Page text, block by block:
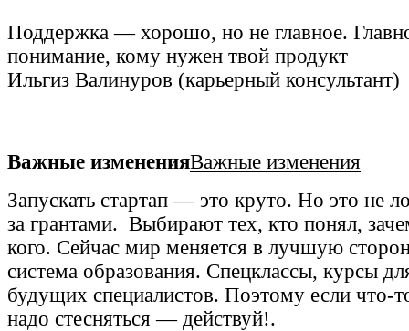
Поддержка — хорошо, но не главное.
понимание, кому нужен твой продукт
Ильгиз Валинуров (карьерный консультант)
Важные измененияВажные изменения
Запускать стартап — это круто. Но это не
за грантами. Выбирают тех, кто понял,
кого. Сейчас мир меняется в лучшую
система образования. Спецклассы, курсы
будущих специалистов. Поэтому если что-
надо стесняться — действуй!.